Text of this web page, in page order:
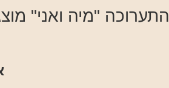
התערוכה "מיה ואני"
אין אמא-